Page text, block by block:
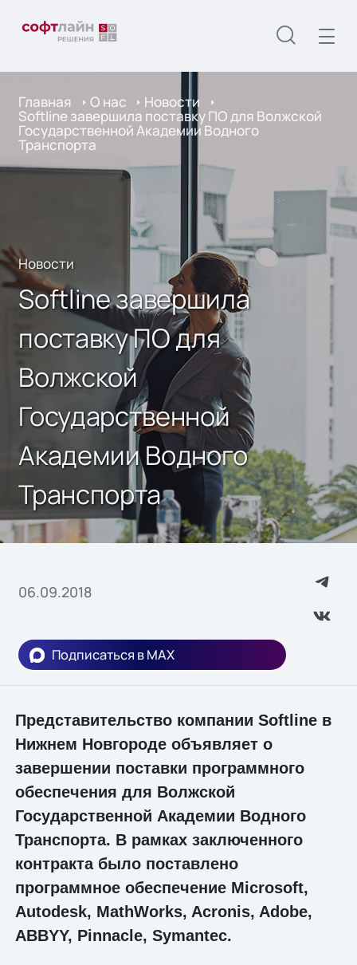
Главная О нас Новости
Softline завершила поставку ПО для Волжской
Государственной Академии Водного
Транспорта
Новости
Softline завершила
поставку ПО для
Волжской
Государственной
Академии Водного
Транспорта
06.09.2018
Подписаться в MAX
Представительство компании Softline в
Нижнем Новгороде объявляет о
завершении поставки программного
обеспечения для Волжской
Государственной Академии Водного
Транспорта. В рамках заключенного
контракта было поставлено
программное обеспечение Microsoft,
Autodesk, MathWorks, Acronis, Adobe,
ABBYY, Pinnacle, Symantec.